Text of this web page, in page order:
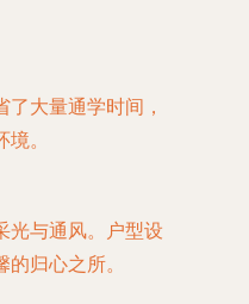
大量通学时间，
。
光与通风。户型设
归心之所。